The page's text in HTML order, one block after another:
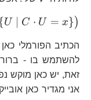
U C ⋅ U = x})
הכתיב הפורמלי
להשתמש בו - ברור
זאת, יש כאן מוקש
אני מגדיר כאן